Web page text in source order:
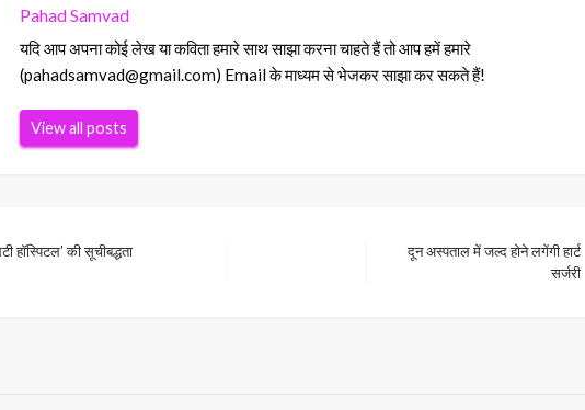
Pahad Samvad
यदि आप अपना कोई लेख या कविता हमारे साथ साझा करना चाहते हैं तो आप हमें हमारे
(pahadsamvad@gmail.com) Email के माध्यम से भेजकर साझा कर सकते हैं!
View all posts
हॉस्पिटल’ की सूचीबद्धता
दून अस्पताल में जल्द होने लगेंगी हार्ट
सर्जरी